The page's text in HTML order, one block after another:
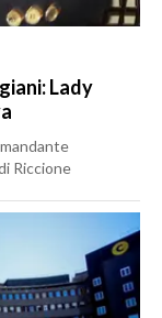
Lady
Riccione